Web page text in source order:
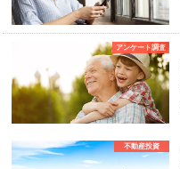
アンケート調査
不動産投資